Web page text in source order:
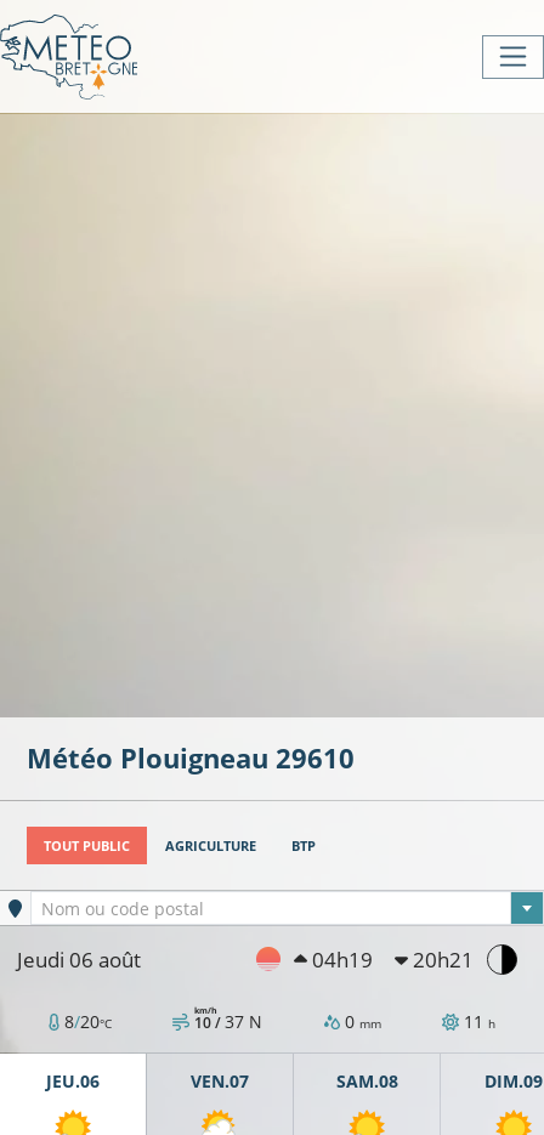
Météo Plouigneau 29610
TOUT PUBLIC AGRICULTURE BTP
Ville sélectionnée
Nom ou code postal
Jeudi 06 août 04h19 20h21
8/20°C 10 /
km/h 37 N 0 mm 11 h
JEU.06 VEN.07 SAM.08 DIM.09